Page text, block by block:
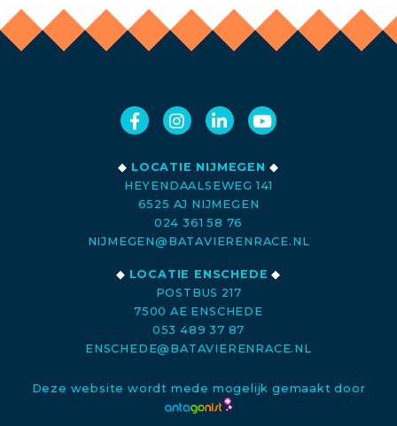
◆ LOCATIE NIJMEGEN ◆
HEYENDAALSEWEG 141
6525 AJ NIJMEGEN
024 361 58 76
NIJMEGEN@BATAVIERENRACE.NL
◆ LOCATIE ENSCHEDE ◆
POSTBUS 217
7500 AE ENSCHEDE
053 489 37 87
ENSCHEDE@BATAVIERENRACE.NL
Deze website wordt mede mogelijk gemaakt door